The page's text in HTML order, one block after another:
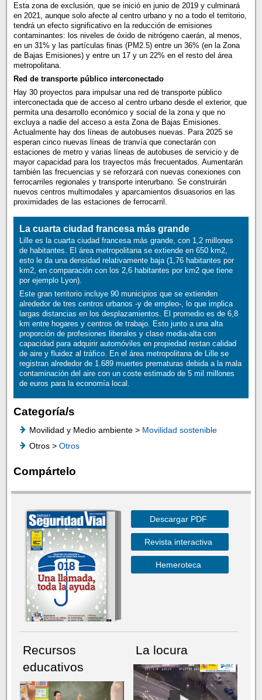
Esta zona de exclusión, que se inició en junio de 2019 y culminará
en 2021, aunque solo afecte al centro urbano y no a todo el territorio,
tendrá un efecto significativo en la reducción de emisiones
contaminantes: los niveles de óxido de nitrógeno caerán, al menos,
en un 31% y las partículas finas (PM2.5) entre un 36% (en la Zona
de Bajas Emisiones) y entre un 17 y un 22% en el resto del área
metropolitana.
Red de transporte público interconectado
Hay 30 proyectos para impulsar una red de transporte público
interconectada que de acceso al centro urbano desde el exterior, que
permita una desarrollo económico y social de la zona y que no
excluya a nadie del acceso a esta Zona de Bajas Emisiones.
Actualmente hay dos líneas de autobuses nuevas. Para 2025 se
esperan cinco nuevas líneas de tranvía que conectarán con
estaciones de metro y varias líneas de autobuses de servicio y de
mayor capacidad para los trayectos más frecuentados. Aumentarán
también las frecuencias y se reforzará con nuevas conexiones con
ferrocarriles regionales y transporte interurbano. Se construirán
nuevos centros multimodales y aparcamientos disuasorios en las
proximidades de las estaciones de ferrocarril.
La cuarta ciudad francesa más grande
Lille es la cuarta ciudad francesa más grande, con 1,2 millones
de habitantes. El área metropolitana se extiende en 650 km2,
esto le da una densidad relativamente baja (1,76 habitantes por
km2, en comparación con los 2,6 habitantes por km2 que tiene
por ejemplo Lyon).
Este gran territorio incluye 90 municipios que se extienden
alrededor de tres centros urbanos -y de empleo-, lo que implica
largas distancias en los desplazamientos. El promedio es de 6,8
km entre hogares y centros de trabajo. Esto junto a una alta
proporción de profesiones liberales y clase media-alta con
capacidad para adquirir automóviles en propiedad restan calidad
de aire y fluidez al tráfico. En el área metropolitana de Lille se
registran alrededor de 1.689 muertes prematuras debida a la mala
contaminación del aire con un coste estimado de 5 mil millones
de euros para la economía local.
Categoría/s
Movilidad y Medio ambiente > Movilidad sostenible
Otros > Otros
Compártelo
Descargar PDF
Revista interactiva
Hemeroteca
Recursos
educativos
La locura